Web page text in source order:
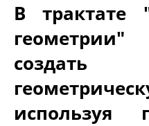
В трактате
геометрии"
используя